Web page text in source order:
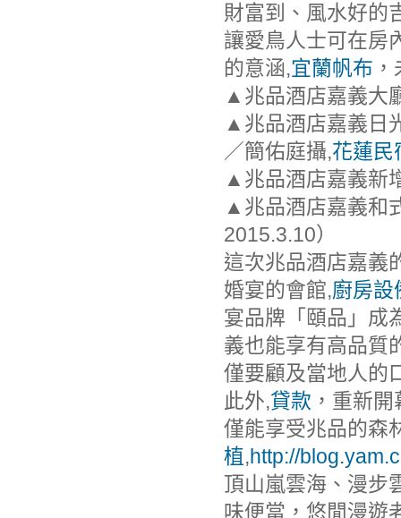
財富到、風水好的
讓愛鳥人士可在房
的意涵,宜蘭帆布
▲兆品酒店嘉義大
▲兆品酒店嘉義日
／簡佑庭攝,花蓮民
▲兆品酒店嘉義新
▲兆品酒店嘉義和
2015.3.10）
這次兆品酒店嘉義
婚宴的會館,廚房設
宴品牌「頤品」成
義也能享有高品質
僅要顧及當地人的
此外,貸款 ，重新
僅能享受兆品的森
植,http://
頂山嵐雲海、漫步
味便當，悠閒漫遊